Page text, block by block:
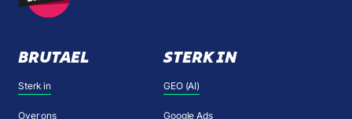
BRUTAEL
Sterk in
Over ons
STERK IN
GEO (AI)
Google Ads